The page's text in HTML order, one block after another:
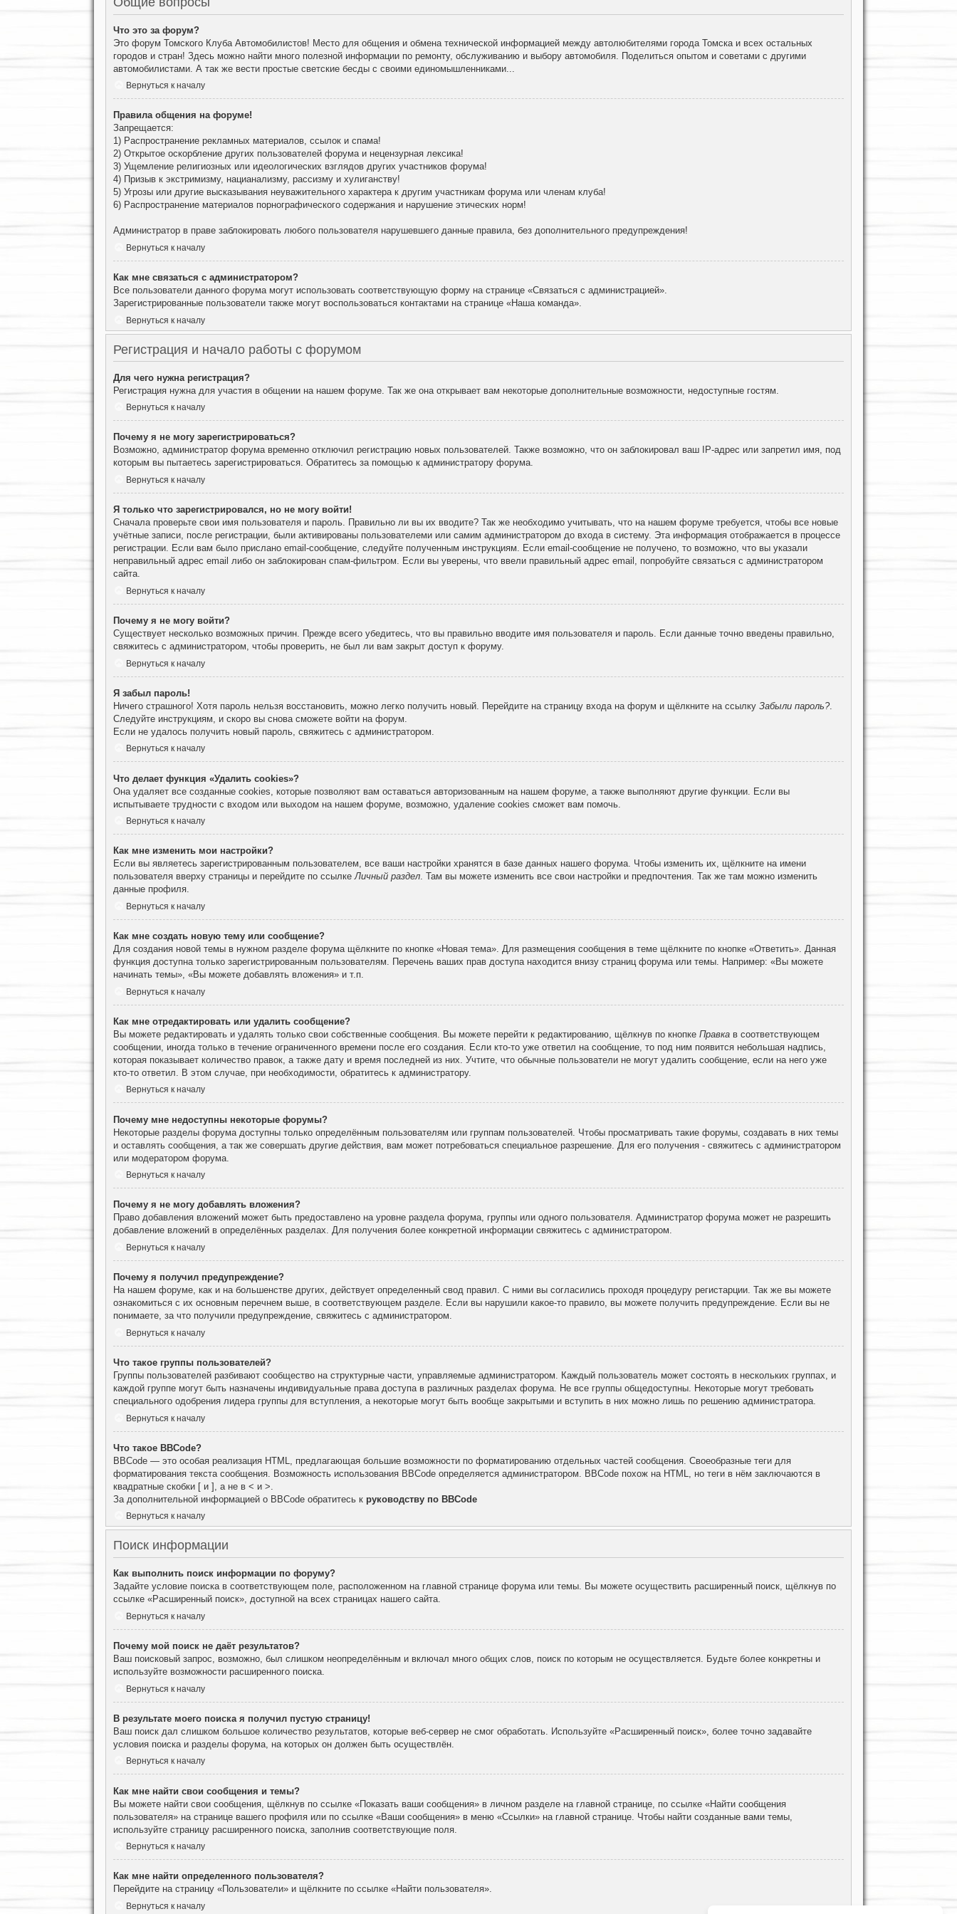
Что это за форум?
Это форум Томского Клуба Автомобилистов! Место для общения и обмена технической информацией между автолюбителями города Томска и всех остальных
городов и стран! Здесь можно найти много полезной информации по ремонту, обслуживанию и выбору автомобиля. Поделиться опытом и советами с другими
автомобилистами. А так же вести простые светские бесды с своими единомышленниками...
Вернуться к началу
Правила общения на форуме!
Запрещается:
1) Распространение рекламных материалов, ссылок и спама!
2) Открытое оскорбление других пользователей форума и нецензурная лексика!
3) Ущемление религиозных или идеологических взглядов других участников форума!
4) Призыв к экстримизму, нацианализму, рассизму и хулиганству!
5) Угрозы или другие высказывания неуважительного характера к другим участникам форума или членам клуба!
6) Распространение материалов порнографического содержания и нарушение этических норм!
Администратор в праве заблокировать любого пользователя нарушевшего данные правила, без дополнительного предупреждения!
Вернуться к началу
Как мне связаться с администратором?
Все пользователи данного форума могут использовать соответствующую форму на странице «Связаться с администрацией».
Зарегистрированные пользователи также могут воспользоваться контактами на странице «Наша команда».
Вернуться к началу
Регистрация и начало работы с форумом
Для чего нужна регистрация?
Регистрация нужна для участия в общении на нашем форуме. Так же она открывает вам некоторые дополнительные возможности, недоступные гостям.
Вернуться к началу
Почему я не могу зарегистрироваться?
Возможно, администратор форума временно отключил регистрацию новых пользователей. Также возможно, что он заблокировал ваш IP-адрес или запретил имя, под
которым вы пытаетесь зарегистрироваться. Обратитесь за помощью к администратору форума.
Вернуться к началу
Я только что зарегистрировался, но не могу войти!
Сначала проверьте свои имя пользователя и пароль. Правильно ли вы их вводите? Так же необходимо учитывать, что на нашем форуме требуется, чтобы все новые
учётные записи, после регистрации, были активированы пользователеми или самим администратором до входа в систему. Эта информация отображается в процессе
регистрации. Если вам было прислано email-сообщение, следуйте полученным инструкциям. Если email-сообщение не получено, то возможно, что вы указали
неправильный адрес email либо он заблокирован спам-фильтром. Если вы уверены, что ввели правильный адрес email, попробуйте связаться с администратором
сайта.
Вернуться к началу
Почему я не могу войти?
Существует несколько возможных причин. Прежде всего убедитесь, что вы правильно вводите имя пользователя и пароль. Если данные точно введены правильно,
свяжитесь с администратором, чтобы проверить, не был ли вам закрыт доступ к форуму.
Вернуться к началу
Я забыл пароль!
Ничего страшного! Хотя пароль нельзя восстановить, можно легко получить новый. Перейдите на страницу входа на форум и щёлкните на ссылку Забыли пароль?.
Следуйте инструкциям, и скоро вы снова сможете войти на форум.
Если не удалось получить новый пароль, свяжитесь с администратором.
Вернуться к началу
Что делает функция «Удалить cookies»?
Она удаляет все созданные cookies, которые позволяют вам оставаться авторизованным на нашем форуме, а также выполняют другие функции. Если вы
испытываете трудности с входом или выходом на нашем форуме, возможно, удаление cookies сможет вам помочь.
Вернуться к началу
Как мне изменить мои настройки?
Если вы являетесь зарегистрированным пользователем, все ваши настройки хранятся в базе данных нашего форума. Чтобы изменить их, щёлкните на имени
пользователя вверху страницы и перейдите по ссылкеЛичный раздел. Там вы можете изменить все свои настройки и предпочтения. Так же там можно изменить
данные профиля.
Вернуться к началу
Как мне создать новую тему или сообщение?
Для создания новой темы в нужном разделе форума щёлкните по кнопке «Новая тема». Для размещения сообщения в теме щёлкните по кнопке «Ответить». Данная
функция доступна только зарегистрированным пользователям. Перечень ваших прав доступа находится внизу страниц форума или темы. Например: «Вы можете
начинать темы», «Вы можете добавлять вложения» и т.п.
Вернуться к началу
Как мне отредактировать или удалить сообщение?
Вы можете редактировать и удалять только свои собственные сообщения. Вы можете перейти к редактированию, щёлкнув по кнопке Правкав соответствующем
сообщении, иногда только в течение ограниченного времени после его создания. Если кто-то уже ответил на сообщение, то под ним появится небольшая надпись,
которая показывает количество правок, а также дату и время последней из них. Учтите, что обычные пользователи не могут удалить сообщение, если на него уже
кто-то ответил. В этом случае, при необходимости, обратитесь к администратору.
Вернуться к началу
Почему мне недоступны некоторые форумы?
Некоторые разделы форума доступны только определённым пользователям или группам пользователей. Чтобы просматривать такие форумы, создавать в них темы
и оставлять сообщения, а так же совершать другие действия, вам может потребоваться специальное разрешение. Для его получения - свяжитесь с администратором
или модератором форума.
Вернуться к началу
Почему я не могу добавлять вложения?
Право добавления вложений может быть предоставлено на уровне раздела форума, группы или одного пользователя. Администратор форума может не разрешить
добавление вложений в определённых разделах. Для получения более конкретной информации свяжитесь с администратором.
Вернуться к началу
Почему я получил предупреждение?
На нашем форуме, как и на большенстве других, действует определенный свод правил. С ними вы согласились проходя процедуру регистарции. Так же вы можете
ознакомиться с их основным перечнем выше, в соответствующем разделе. Если вы нарушили какое-то правило, вы можете получить предупреждение. Если вы не
понимаете, за что получили предупреждение, свяжитесь с администратором.
Вернуться к началу
Что такое группы пользователей?
Группы пользователей разбивают сообщество на структурные части, управляемые администратором. Каждый пользователь может состоять в нескольких группах, и
каждой группе могут быть назначены индивидуальные права доступа в различных разделах форума. Не все группы общедоступны. Некоторые могут требовать
специального одобрения лидера группы для вступления, а некоторые могут быть вообще закрытыми и вступить в них можно лишь по решению администратора.
Вернуться к началу
Что такое BBCode?
BBCode — это особая реализация HTML, предлагающая большие возможности по форматированию отдельных частей сообщения. Своеобразные теги для
форматирования текста сообщения. Возможность использования BBCode определяется администратором. BBCode похож на HTML, но теги в нём заключаются в
квадратные скобки [ и ], а не в < и >.
За дополнительной информацией о BBCode обратитесь к руководству по BBCode
Вернуться к началу
Поиск информации
Как выполнить поиск информации по форуму?
Задайте условие поиска в соответствующем поле, расположенном на главной странице форума или темы. Вы можете осуществить расширенный поиск, щёлкнув по
ссылке «Расширенный поиск», доступной на всех страницах нашего сайта.
Вернуться к началу
Почему мой поиск не даёт результатов?
Ваш поисковый запрос, возможно, был слишком неопределённым и включал много общих слов, поиск по которым не осуществляется. Будьте более конкретны и
используйте возможности расширенного поиска.
Вернуться к началу
В результате моего поиска я получил пустую страницу!
Ваш поиск дал слишком большое количество результатов, которые веб-сервер не смог обработать. Используйте «Расширенный поиск», более точно задавайте
условия поиска и разделы форума, на которых он должен быть осуществлён.
Вернуться к началу
Как мне найти свои сообщения и темы?
Вы можете найти свои сообщения, щёлкнув по ссылке «Показать ваши сообщения» в личном разделе на главной странице, по ссылке «Найти сообщения
пользователя» на странице вашего профиля или по ссылке «Ваши сообщения» в меню «Ссылки» на главной странице. Чтобы найти созданные вами темы,
используйте страницу расширенного поиска, заполнив соответствующие поля.
Вернуться к началу
Как мне найти определенного пользователя?
Перейдите на страницу «Пользователи» и щёлкните по ссылке «Найти пользователя».
Вернуться к началу